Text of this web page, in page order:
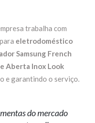
trabalha com
para eletrodoméstico
Samsung French
Aberta Inox Look
e garantindo o serviço.
do mercado